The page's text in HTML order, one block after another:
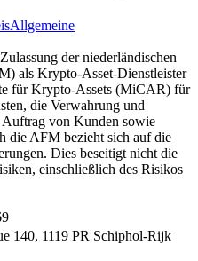
Allgemeine
der niederländischen
als Krypto-Asset-Dienstleister
für Krypto-Assets (MiCAR) für
die Verwahrung und
von Kunden sowie
die AFM bezieht sich auf die
Dies beseitigt nicht die
einschließlich des Risikos
140, 1119 PR Schiphol-Rijk